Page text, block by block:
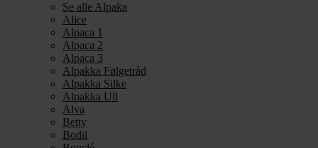
Se alle Alpaka
Alice
Alpaca 1
Alpaca 2
Alpaca 3
Alpakka Følgetråd
Alpakka Silke
Alpakka Ull
Alva
Betty
Bodil